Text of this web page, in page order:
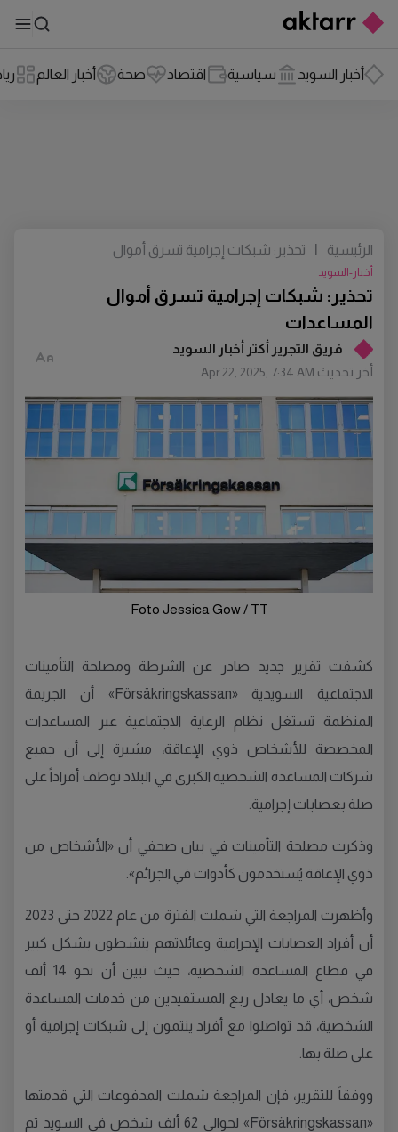
أخبار السويد سياسية اقتصاد صحة أخبار العالم
فريق التجرير أكتر أخبار السويد
أخر تحديث Apr 22, 2025, 7:34 AM
تحذير: شبكات إجرامية تسرق أموال
المساعدات
أخبار-السويد
الرئيسية |
تحذير: شبكات إجرامية تسرق أموال
Foto Jessica Gow / TT
كشفت تقرير جديد صادر عن الشرطة ومصلحة التأمينات
الاجتماعية السويدية «Försäkringskassan» أن الجريمة
المنظمة تستغل نظام الرعاية الاجتماعية عبر المساعدات
المخصصة للأشخاص ذوي الإعاقة، مشيرة إلى أن جميع
شركات المساعدة الشخصية الكبرى في البلاد توظف أفراداً على
صلة بعصابات إجرامية.
وذكرت مصلحة التأمينات في بيان صحفي أن «الأشخاص من
ذوي الإعاقة يُستخدمون كأدوات في الجرائم».
وأظهرت المراجعة التي شملت الفترة من عام 2022 حتى 2023
أن أفراد العصابات الإجرامية وعائلاتهم ينشطون بشكل كبير
في قطاع المساعدة الشخصية، حيث تبين أن نحو 14 ألف
شخص، أي ما يعادل ربع المستفيدين من خدمات المساعدة
الشخصية، قد تواصلوا مع أفراد ينتمون إلى شبكات إجرامية أو
على صلة بها.
ووفقاً للتقرير، فإن المراجعة شملت المدفوعات التي قدمتها
«Försäkringskassan» لحوالي 62 ألف شخص في السويد تم